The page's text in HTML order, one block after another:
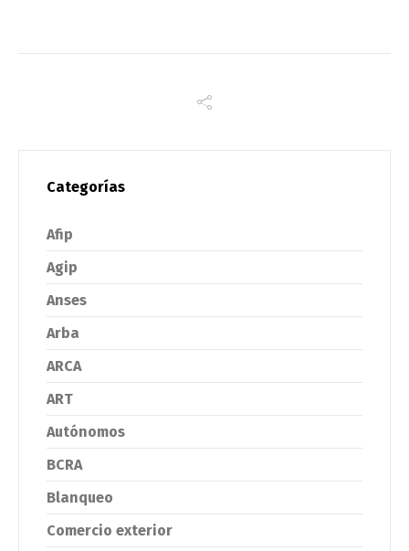
Categorías
Afip
Agip
Anses
Arba
ARCA
ART
Autónomos
BCRA
Blanqueo
Comercio exterior